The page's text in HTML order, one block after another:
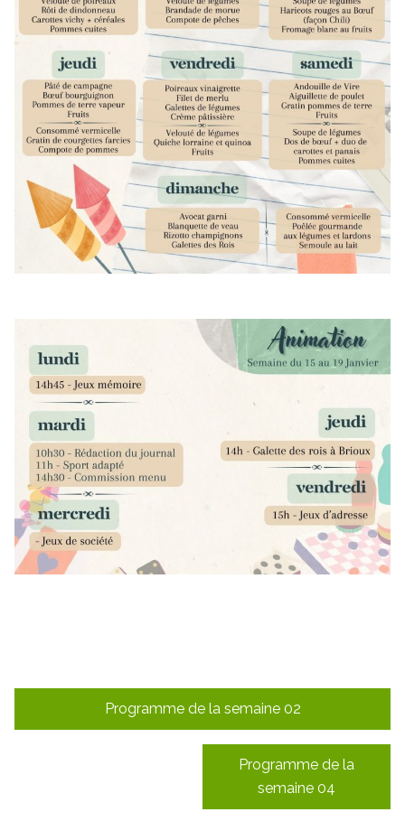
Navigation
de
Programme de la semaine 02
Programme de la
semaine 04